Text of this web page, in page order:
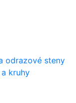
odrazové steny
kruhy